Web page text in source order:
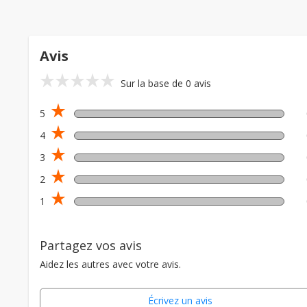
Avis
star_ratestar_ratestar_ratestar_ratestar_rate Sur la base de 0 avis
5 star_rate
4 star_rate
3 star_rate
2 star_rate
1
star_rate
Partagez vos avis
Aidez les autres avec votre avis.
Écrivez un avis